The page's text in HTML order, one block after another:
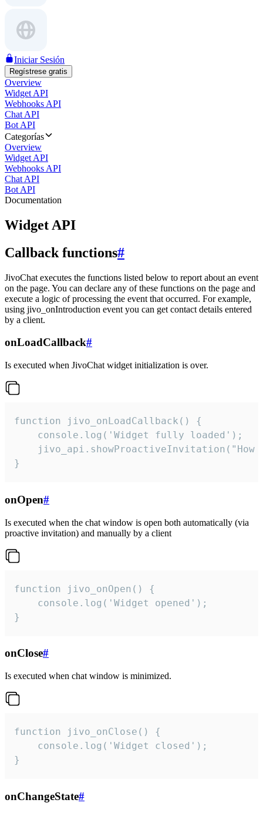
Iniciar Sesión
Regístrese gratis
Overview
Widget API
Webhooks API
Chat API
Bot API
Categorías
Overview
Widget API
Webhooks API
Chat API
Bot API
Documentation
Widget API
Callback functions#
JivoChat executes the functions listed below to report about an event
on the page. You can declare any of these functions on the page and
execute a logic of processing the event that occurred. For example,
using jivo_onIntroduction event you can get contact details entered
by a client.
onLoadCallback#
Is executed when JivoChat widget initialization is over.
function jivo_onLoadCallback() {
    console.log('Widget fully loaded');
jivo_api.showProactiveInvitation("How
}
onOpen#
Is executed when the chat window is open both automatically (via
proactive invitation) and manually by a client
function jivo_onOpen() {
    console.log('Widget opened');
}
onClose#
Is executed when chat window is minimized.
function jivo_onClose() {
    console.log('Widget closed');
}
onChangeState#